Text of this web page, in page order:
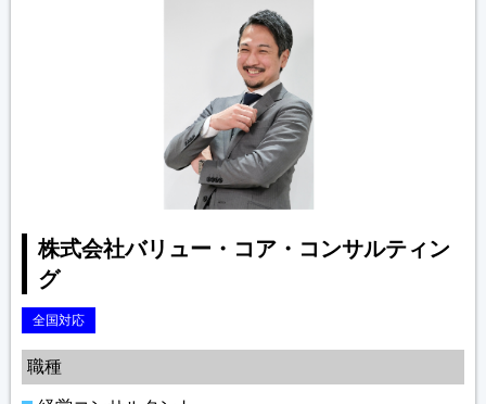
株式会社バリュー・コア・コンサルティン
グ
全国対応
職種